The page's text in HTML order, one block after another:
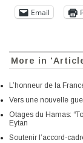
Email
More in
L’honneur de la
Vers une nouvelle
Otages du Hamas:
Eytan
Soutenir l’accord-